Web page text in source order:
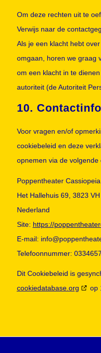
Om deze rechten uit te
Verwijs naar de
Als je een klacht hebt
omgaan, horen we graag
om een klacht in te
autoriteit (de Autoriteit
10.
Voor vragen en/of
cookiebeleid en deze
opnemen via de volgende
Poppentheater Cassiopeia
Het Hallehuis 69, 3823
Nederland
Site: https://
E-mail: info@
Telefoonnummer:
Dit Cookiebeleid is
cookiedatabase.org
op